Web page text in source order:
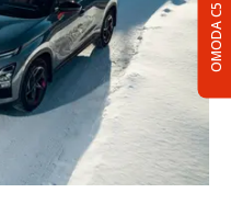
OMODA C5